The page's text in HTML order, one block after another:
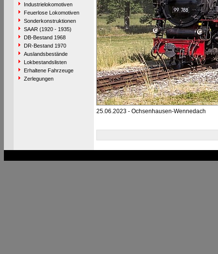
Industrielokomotiven
Feuerlose Lokomotiven
Sonderkonstruktionen
SAAR (1920 - 1935)
DB-Bestand 1968
DR-Bestand 1970
Auslandsbestände
Lokbestandslisten
Erhaltene Fahrzeuge
Zerlegungen
25.06.2023 - Ochsenhausen-Wennedach